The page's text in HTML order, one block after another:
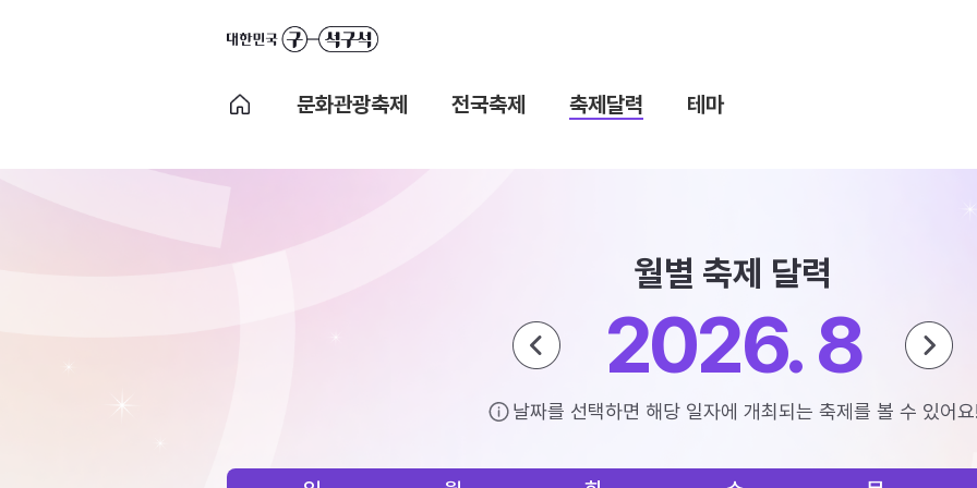
문화관광축제 전국축제 축제달력 테마
월별 축제 달력
2026. 8
날짜를 선택하면 해당 일자에 개최되는 축제를 볼 수 있어